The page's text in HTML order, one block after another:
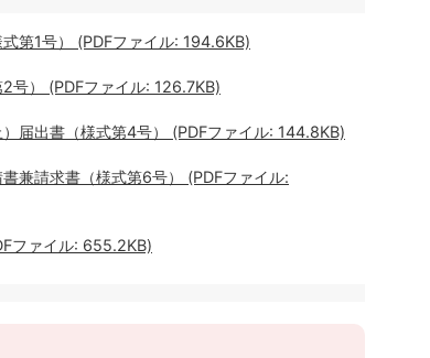
第1号） (PDFファイル: 194.6KB)
号） (PDFファイル: 126.7KB)
届出書（様式第4号） (PDFファイル: 144.8KB)
兼請求書（様式第6号） (PDFファイル:
ファイル: 655.2KB)